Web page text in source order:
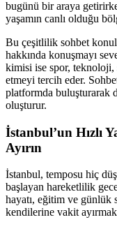
bugünü bir araya
yaşamın canlı olduğu
Bu çeşitlilik sohbet
hakkında konuşmayı
kimisi ise spor, teknoloji,
etmeyi tercih eder.
platformda buluşturarak
oluşturur.
İstanbul’un Hızlı
Ayırın
İstanbul, temposu hiç
başlayan hareketlilik
hayatı, eğitim ve günlük
kendilerine vakit